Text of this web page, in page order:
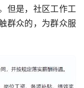
但是，社区工作工
群众的，为群众服